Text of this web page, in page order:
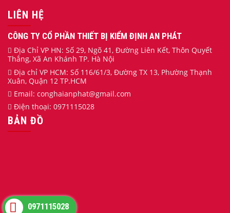
LIÊN HỆ
CÔNG TY CỔ PHẦN THIẾT BỊ KIỂM ĐỊNH AN PHÁT
Địa Chỉ VP HN: Số 29, Ngõ 41, Đường Liên Kết, Thôn Quyết
Thắng, Xã An Khánh TP. Hà Nội
Địa chỉ VP HCM: Số 116/61/3, Đường TX 13, Phường Thạnh
Xuân, Quận 12 TP.HCM
Email: conghaianphat@gmail.com
Điện thoại: 0971115028
BẢN ĐỒ
0971115028